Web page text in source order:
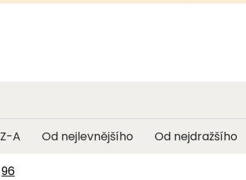
Z-A Od nejlevnějšího Od nejdražšího
96